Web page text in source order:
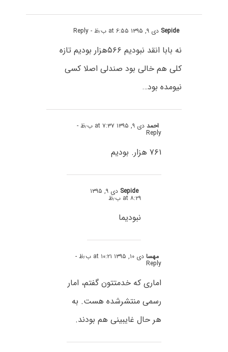
Sepide دی ۹, ۱۳۹۵ at ۶:۵۵ ب٫ظ - Reply
نه بابا انقد نبودیم ۵۶۶هزار بودیم تازه
کلی هم خالی بود صندلی اصلا کسی
نیومده بود…
احمددی ۹, ۱۳۹۵ at ۷:۳۷ ب٫ظ -
Reply
۷۶۱ هزار. بودیم
Sepide دی ۹, ۱۳۹۵
at ۸:۲۹ ب٫ظ
نبودیما
مهسادی ۱۰, ۱۳۹۵ at ۱۰:۲۱ ب٫ظ -
Reply
اماری که خدمتتون گفتم، امار
رسمی منتشرشده هست. به
هر حال غایبینی هم بودند.